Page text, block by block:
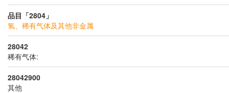
品目「2804」
氢、稀有气体及其他非金属
28042
稀有气体:
28042900
其他